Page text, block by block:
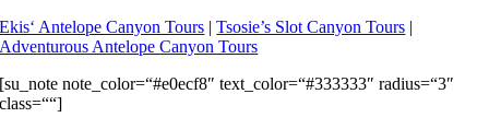
Ekis‘ Antelope Canyon Tours |Tsosie’s Slot Canyon Tours |
Adventurous Antelope Canyon Tours
[su_note note_color=“#e0ecf8″ text_color=“#333333″ radius=“3″
class=““]